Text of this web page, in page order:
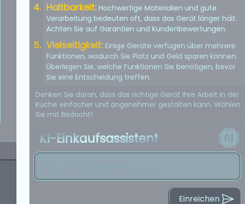
Haltbarkeit: Hochwertige Materialien und gute
Verarbeitung bedeuten oft, dass das Gerät länger hält.
Achten Sie auf Garantien und Kundenbewertungen.
Vielseitigkeit: Einige Geräte verfügen über mehrere
Funktionen, wodurch Sie Platz und Geld sparen können.
Überlegen Sie, welche Funktionen Sie benötigen, bevor
Sie eine Entscheidung treffen.
Denken Sie daran, dass das richtige Gerät Ihre Arbeit in der
Küche einfacher und angenehmer gestalten kann. Wählen
Sie mit Bedacht!
KI-Einkaufsassistent
Einreichen